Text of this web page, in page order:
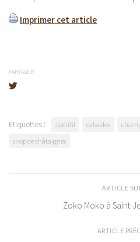
Imprimer cet article
PARTAGER
Étiquettes : apéritif calvados
sirop de châtaignes
ARTICLE
Zoko Moko à Saint-
ARTICLE